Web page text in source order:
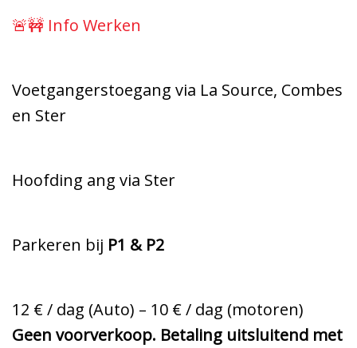
🚨🚧 Info Werken
Voetgangerstoegang via La Source, Combes
en Ster
Hoofding ang via Ster
Parkeren bij P1 & P2
12 € / dag (Auto) – 10 € / dag (motoren)
Geen voorverkoop. Betaling uitsluitend met